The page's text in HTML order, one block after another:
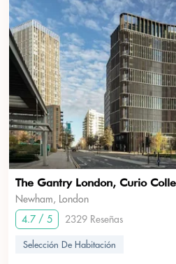
The Gantry London, Curio
Newham, London
4.7 / 5
2329 Reseñas
Selección De Habitación
???USD